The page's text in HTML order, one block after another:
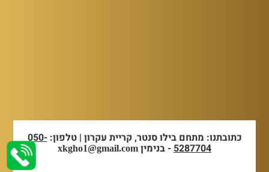
כתובתנו: מתחם בילו סנטר, קריית עקרון | טלפון:050-
5287704- בנימין xkgho1@gmail.com